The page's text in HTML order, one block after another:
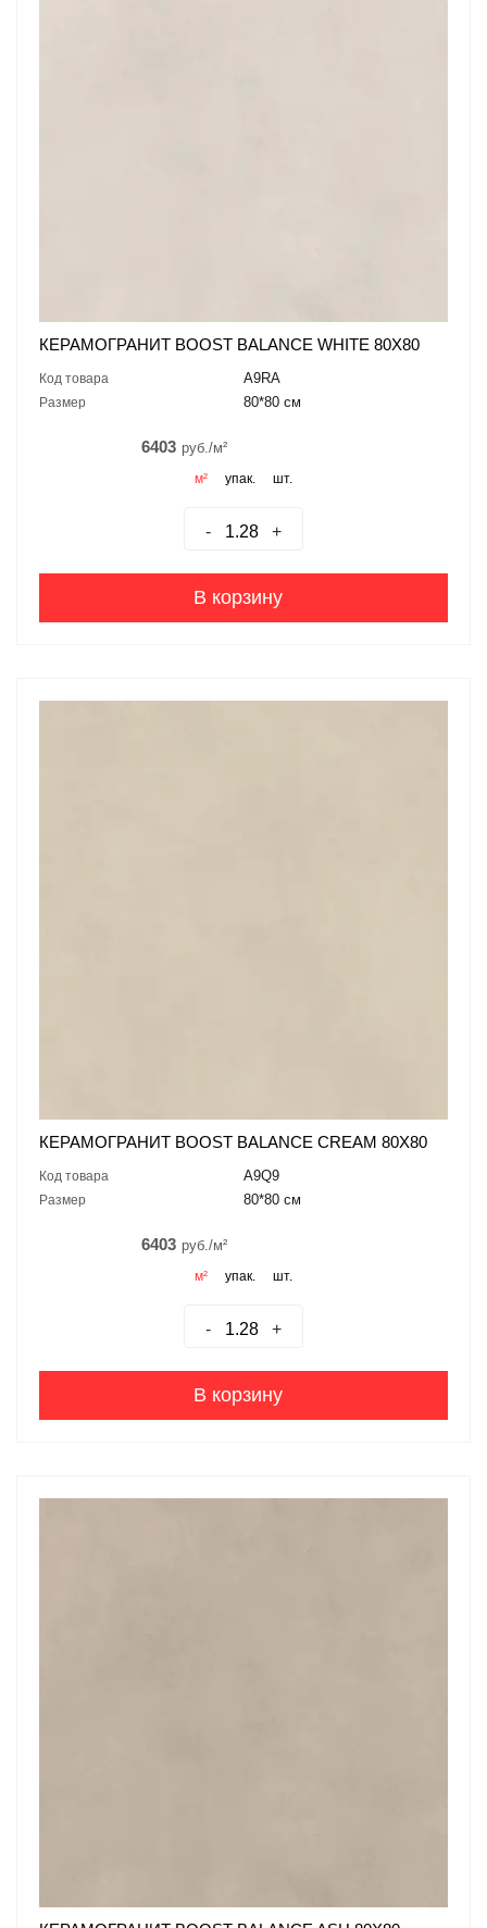
КЕРАМОГРАНИТ BOOST BALANCE WHITE 80X80
Код товара A9RA
Размер 80*80 см
6403 руб./м²
м² упак. шт.
- +
В корзину
КЕРАМОГРАНИТ BOOST BALANCE CREAM 80X80
Код товара A9Q9
Размер 80*80 см
6403 руб./м²
м² упак. шт.
- +
В корзину